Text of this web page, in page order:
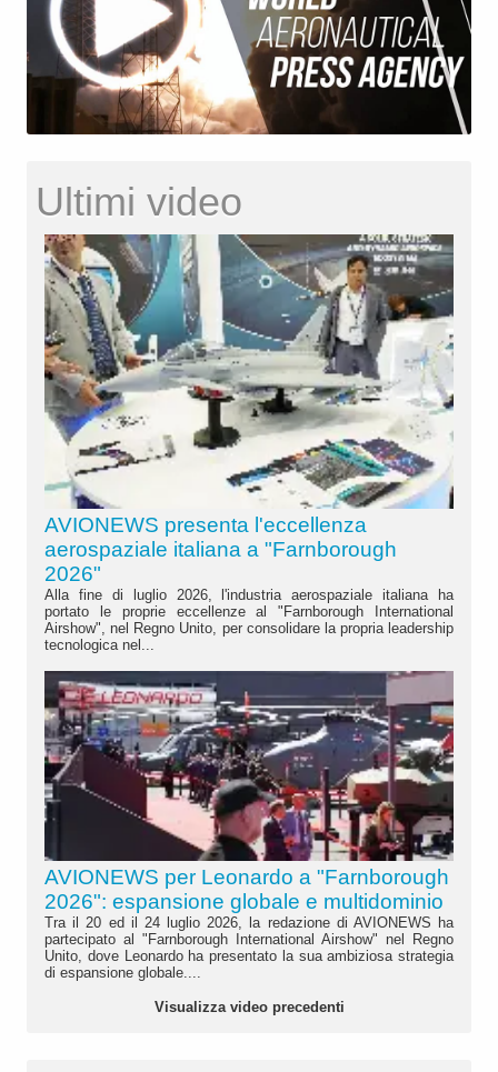
Ultimi video
AVIONEWS presenta l'eccellenza
aerospaziale italiana a "Farnborough
2026"
Alla fine di luglio 2026, l'industria aerospaziale italiana ha
portato le proprie eccellenze al "Farnborough International
Airshow", nel Regno Unito, per consolidare la propria leadership
tecnologica nel...
AVIONEWS per Leonardo a "Farnborough
2026": espansione globale e multidominio
Tra il 20 ed il 24 luglio 2026, la redazione di AVIONEWS ha
partecipato al "Farnborough International Airshow" nel Regno
Unito, dove Leonardo ha presentato la sua ambiziosa strategia
di espansione globale....
Visualizza video precedenti